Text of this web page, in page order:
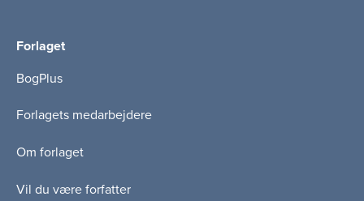
Forlaget
BogPlus
Forlagets medarbejdere
Om forlaget
Vil du være forfatter